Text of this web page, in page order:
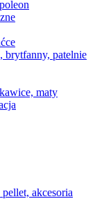
brytfanny, patelnie
maty
akcesoria